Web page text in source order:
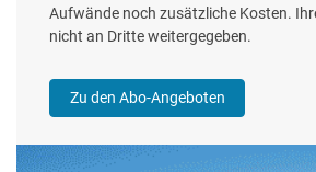
Aufwände noch zusätzliche Kosten.
nicht an Dritte weitergegeben.
Zu den Abo-Angeboten